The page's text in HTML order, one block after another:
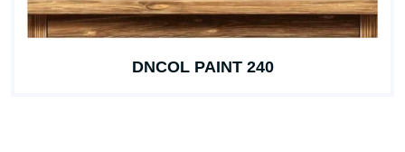
SOLVEX BT 201